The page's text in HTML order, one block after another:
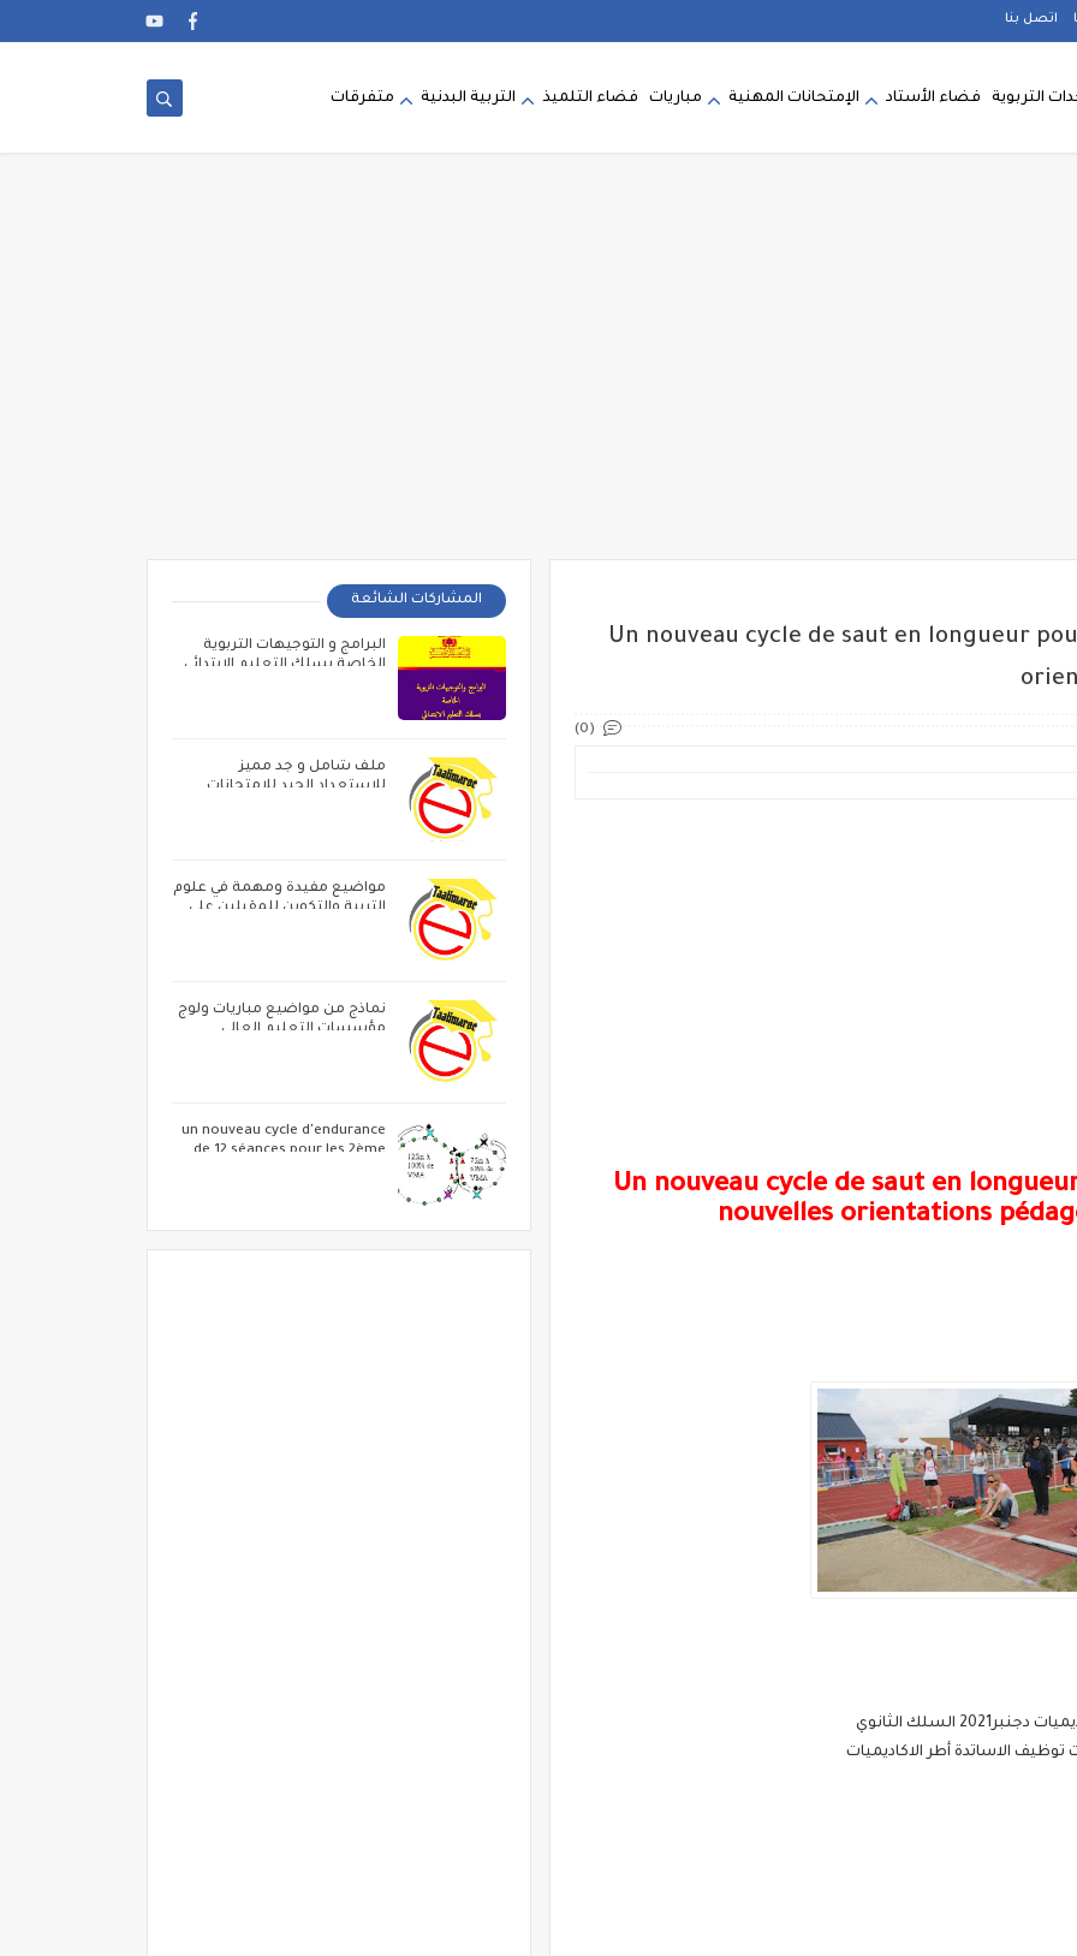
اتصل بنا
التربوية فضاء الأستاد الإمتحانات المهنية مباريات فضاء التلميذ التربية البدنية متفرقات
Un nouveau cycle de saut en longueur
(0)
Un nouveau cycle de saut en
nouvelles orientations
السلك الثانوي
الاساتدة أطر الاكاديميات
المشاركات الشائعة
البرامج و التوجيهات التربوية
الخاصة بسلك التعليم الابتدائي
ملف شامل و جد مميز
للاستعداد الجيد للامتحانات
مواضيع مفيدة ومهمة في علوم
التربية والتكوين للمقبلين على
نماذج من مواضيع مباريات ولوج
مؤسسات التعليم العالي
un nouveau cycle d'endurance
de 12 séances pour les 2ème